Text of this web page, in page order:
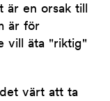
är en orsak till
är för
vill äta "riktig"
värt att ta